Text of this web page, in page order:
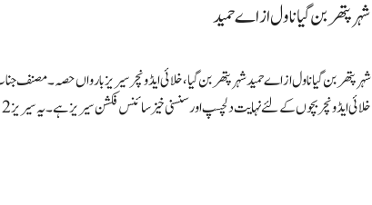
شہر پتھربن گیا ناول از اےحمید
شہر پتھربن گیا ناول از اےحمید شہر پتھربن گیا ، خلائی ایڈونچر سیریزبارواں حصہ۔
خلائی ایڈونچر بچوں کے لئےنہایت دلچسپ اور سنسنی خیزسائنس فکشن سیریز ہے ۔ یہ سیریز 12 ناولزپر مشتمل ہے۔ ہر ناول ایک مکمل سائنس فکشن …